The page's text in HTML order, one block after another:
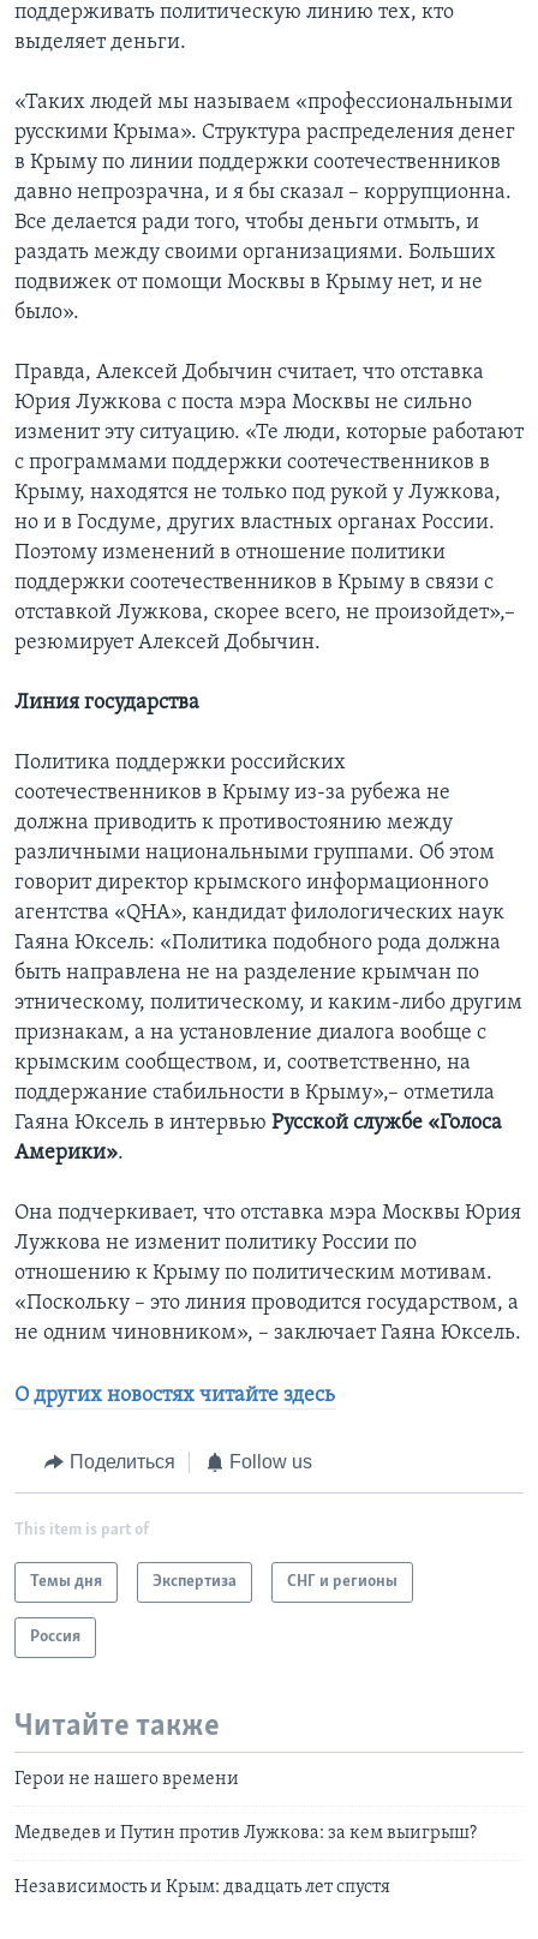
поддерживать политическую линию тех, кто
выделяет деньги.
«Таких людей мы называем «профессиональными
русскими Крыма». Структура распределения денег
в Крыму по линии поддержки соотечественников
давно непрозрачна, и я бы сказал – коррупционна.
Все делается ради того, чтобы деньги отмыть, и
раздать между своими организациями. Больших
подвижек от помощи Москвы в Крыму нет, и не
было».
Правда, Алексей Добычин считает, что отставка
Юрия Лужкова с поста мэра Москвы не сильно
изменит эту ситуацию. «Те люди, которые работают
с программами поддержки соотечественников в
Крыму, находятся не только под рукой у Лужкова,
но и в Госдуме, других властных органах России.
Поэтому изменений в отношение политики
поддержки соотечественников в Крыму в связи с
отставкой Лужкова, скорее всего, не произойдет»,–
резюмирует Алексей Добычин.
Линия государства
Политика поддержки российских
соотечественников в Крыму из-за рубежа не
должна приводить к противостоянию между
различными национальными группами. Об этом
говорит директор крымского информационного
агентства «QHA», кандидат филологических наук
Гаяна Юксель: «Политика подобного рода должна
быть направлена не на разделение крымчан по
этническому, политическому, и каким-либо другим
признакам, а на установление диалога вообще с
крымским сообществом, и, соответственно, на
поддержание стабильности в Крыму»,– отметила
Гаяна Юксель в интервью Русской службе «Голоса
Америки».
Она подчеркивает, что отставка мэра Москвы Юрия
Лужкова не изменит политику России по
отношению к Крыму по политическим мотивам.
«Поскольку – это линия проводится государством, а
не одним чиновником», – заключает Гаяна Юксель.
О других новостях читайте здесь
Поделиться Follow us
This item is part of
Темы дня Экспертиза СНГ и регионы
Россия
Читайте также
Герои не нашего времени
Медведев и Путин против Лужкова: за кем выигрыш?
Независимость и Крым: двадцать лет спустя